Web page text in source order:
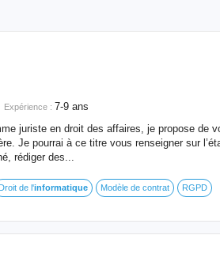
Expérience : 7-9 ans
juriste en droit des affaires, je propose de
Je pourrai à ce titre vous renseigner sur
rédiger des...
Droit de l'informatique Modèle de contrat RGPD